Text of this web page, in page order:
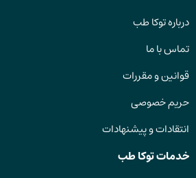
درباره توکا طب
تماس با ما
قوانین و مقررات
حریم خصوصی
انتقادات و پیشنهادات
خدمات توکا طب